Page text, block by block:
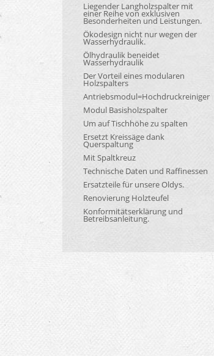
Liegender Langholzspalter mit
einer Reihe von exklusiven
Besonderheiten und Leistungen.
Ökodesign nicht nur wegen der
Wasserhydraulik.
Ölhydraulik beneidet
Wasserhydraulik
Der Vorteil eines modularen
Holzspalters
Antriebsmodul=Hochdruckreiniger
Modul Basisholzspalter
Um auf Tischhöhe zu spalten
Ersetzt Kreissäge dank
Querspaltung
Mit Spaltkreuz
Technische Daten und Raffinessen
Ersatzteile für unsere Oldys.
Renovierung Holzteufel
Konformitätserklärung und
Betreibsanleitung.